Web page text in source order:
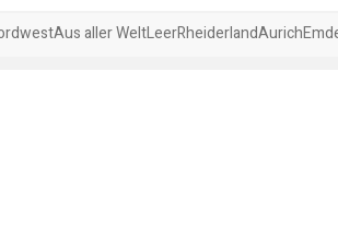
Aus aller WeltLeerRheiderlandAurich